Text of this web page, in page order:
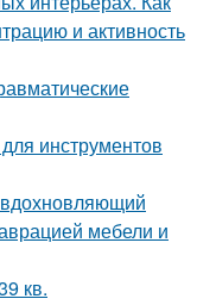
и активность
инструментов
мебели и
кв.